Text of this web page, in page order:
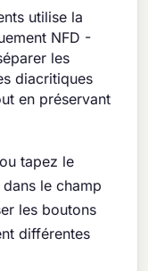
utilise la
NFD -
les
diacritiques
en préservant
tapez le
le champ
les boutons
différentes